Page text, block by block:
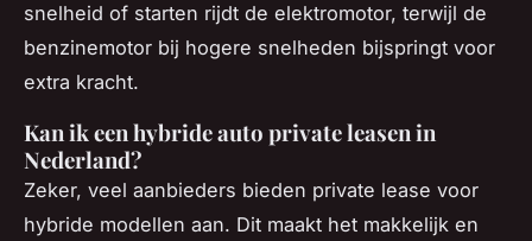
snelheid of starten rijdt de elektromotor, terwijl de
benzinemotor bij hogere snelheden bijspringt voor
extra kracht.
Kan ik een hybride auto private leasen in
Nederland?
Zeker, veel aanbieders bieden private lease voor
hybride modellen aan. Dit maakt het makkelijk en